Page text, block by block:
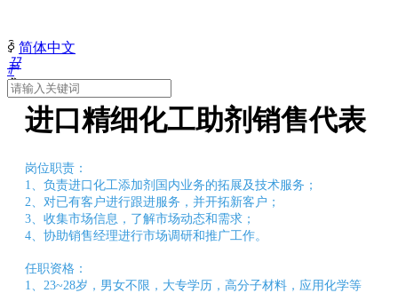
ꀅ 简体中文
끀
ꁲ
首
页
于
外
电
人
力
资
源
ꄙ
进口精细化工助剂销售代表
岗位职责：
1、负责进口化工添加剂国内业务的拓展及技术服务；
2、对已有客户进行跟进服务，并开拓新客户；
3、收集市场信息，了解市场动态和需求；
4、协助销售经理进行市场调研和推广工作。
任职资格：
1、23~28岁，男女不限，大专学历，高分子材料，应用化学等